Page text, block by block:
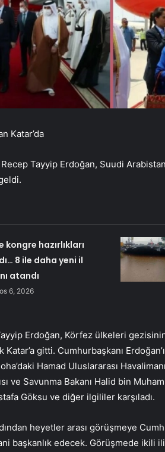
Katar’da
Tayyip Erdoğan, Suudi
kongre hazırlıkları
8 ile daha yeni il
atandı
6, 2026
Erdoğan, Körfez ülkeleri
Katar’a gitti. Cumhurbaşkanı
Hamad Uluslararası
ve Savunma Bakanı Halid bin
Göksu ve diğer ilgililer karşıladı.
heyetler arası görüşmeye
başkanlık edecek. Görüşmede ikili